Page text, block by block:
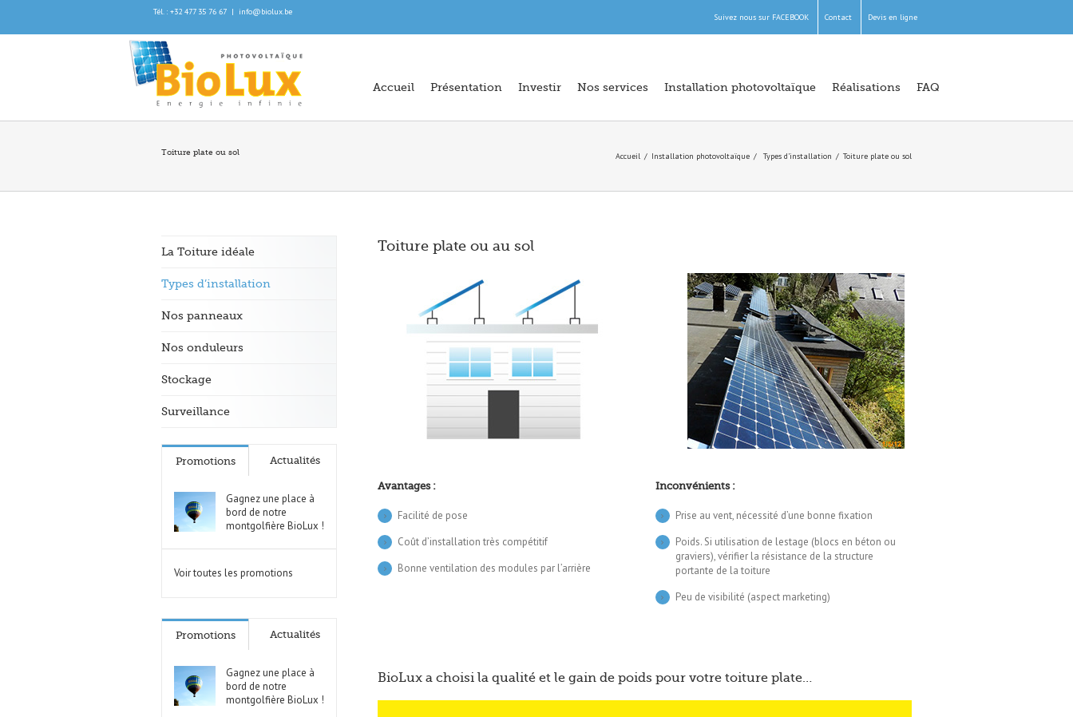
Tél. : +32 477 35 76 67 | info@biolux.be
Suivez nous sur FACEBOOK Contact Devis en ligne
Accueil Présentation Investir Nos services Installation photovoltaïque Réalisations FAQ
Toiture plate ou sol Accueil Installation photovoltaïque Types d’installation Toiture plate ou sol
Toiture plate ou au sol
Avantages :
Facilité de pose
Coût d’installation très compétitif
Bonne ventilation des modules par l’arrière
Inconvénients :
Prise au vent, nécessité d’une bonne fixation
Poids. Si utilisation de lestage (blocs en béton ou
graviers), vérifier la résistance de la structure
portante de la toiture
Peu de visibilité (aspect marketing)
BioLux a choisi la qualité et le gain de poids pour votre toiture plate…
La Toiture idéale
Types d’installation
Nos panneaux
Nos onduleurs
Stockage
Surveillance
Promotions Actualités
Gagnez une place à
bord de notre
montgolfière BioLux !
Voir toutes les promotions
Promotions Actualités
Gagnez une place à
bord de notre
montgolfière BioLux !